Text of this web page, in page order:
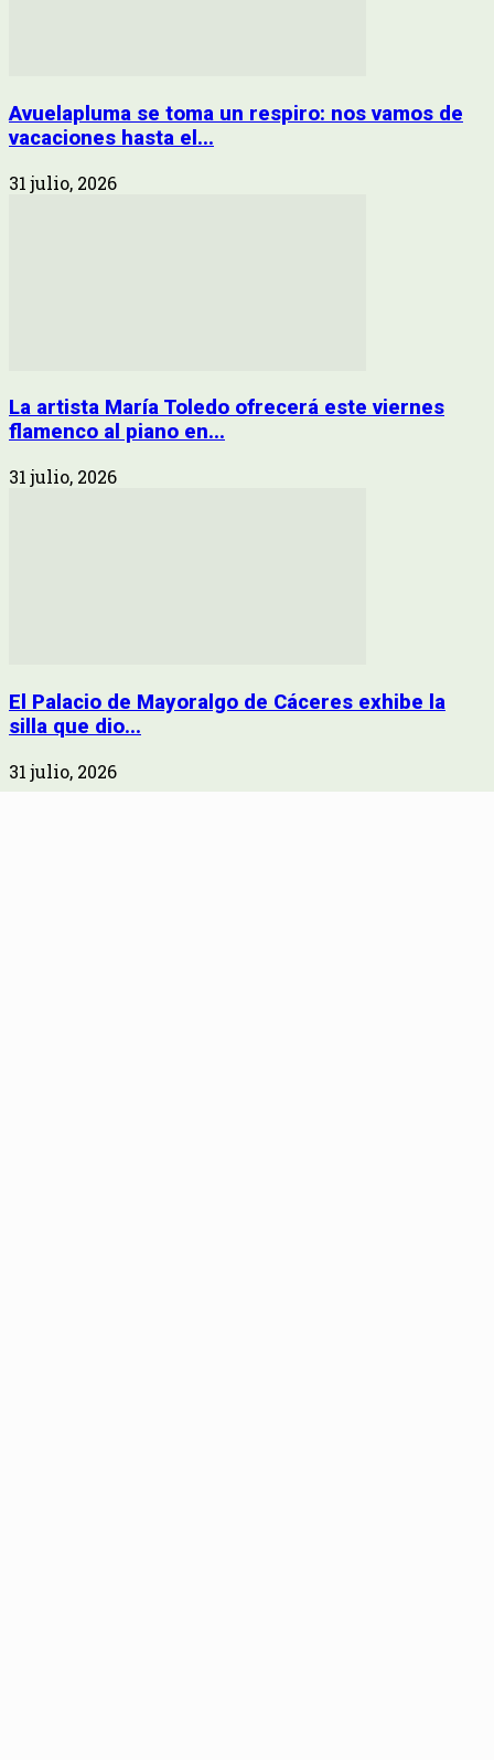
Avuelapluma se toma un respiro: nos vamos de
vacaciones hasta el...
31 julio, 2026
La artista María Toledo ofrecerá este viernes
flamenco al piano en...
31 julio, 2026
El Palacio de Mayoralgo de Cáceres exhibe la
silla que dio...
31 julio, 2026